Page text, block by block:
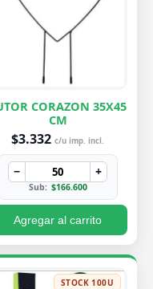
CORAZON 35X45
CM
$3.332 c/u imp. incl.
− +
Sub: $166.600
Agregar al carrito
STOCK 100U